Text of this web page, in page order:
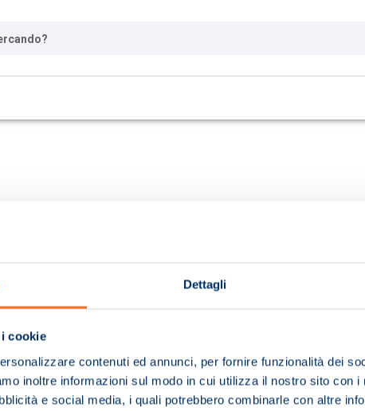
Dettagli
cookie
contenuti ed annunci, per fornire funzionalità dei
inoltre informazioni sul modo in cui utilizza il nostro sito con
e social media, i quali potrebbero combinarle con altre